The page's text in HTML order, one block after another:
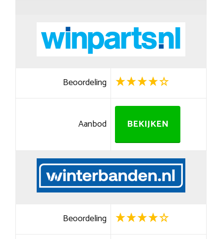
Beoordeling
Aanbod BEKIJKEN
Beoordeling